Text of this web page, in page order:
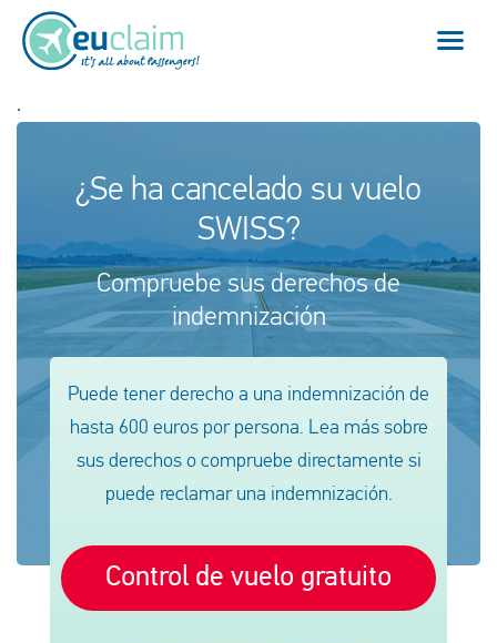
Español
Vuelo retrasado
Conexión perdida
Embarque denegado
Nuestro servicio
Conectarse
.
¿Se ha cancelado su vuelo
SWISS?
Compruebe sus derechos de
indemnización
Puede tener derecho a una indemnización de
hasta 600 euros por persona. Lea más sobre
sus derechos o compruebe directamente si
puede reclamar una indemnización.
Control de vuelo gratuito